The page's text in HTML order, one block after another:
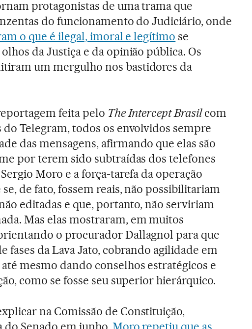
protagonistas de uma trama que
do funcionamento do Judiciário, onde
o que é ilegal, imoral e legítimo se
da Justiça e da opinião pública. Os
um mergulho nos bastidores da
feita pelo The Intercept Brasilcom
do Telegram, todos os envolvidos sempre
das mensagens, afirmando que elas são
por terem sido subtraídas dos telefones
Moro e a força-tarefa da operação
de fato, fossem reais, não possibilitariam
editadas e que, portanto, não serviriam
Mas elas mostraram, em muitos
o procurador Dallagnol para que
fases da Lava Jato, cobrando agilidade em
mesmo dando conselhos estratégicos e
como se fosse seu superior hierárquico.
na Comissão de Constituição,